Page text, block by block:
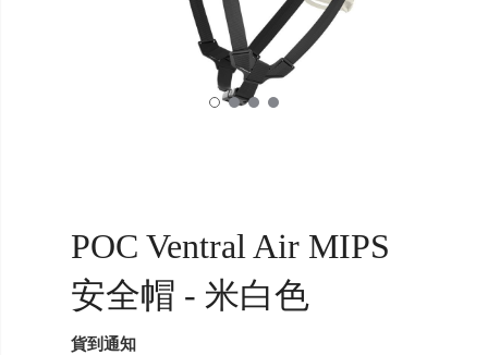
POC Ventral Air MIPS
安全帽 - 米白色
貨到通知